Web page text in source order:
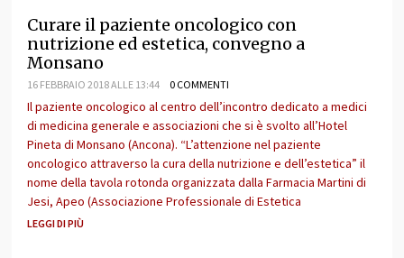
Curare il paziente oncologico con
nutrizione ed estetica, convegno a
Monsano
16 FEBBRAIO 2018 ALLE 13:44 0 COMMENTI
Il paziente oncologico al centro dell’incontro dedicato a medici
di medicina generale e associazioni che si è svolto all’Hotel
Pineta di Monsano (Ancona). “L’attenzione nel paziente
oncologico attraverso la cura della nutrizione e dell’estetica” il
nome della tavola rotonda organizzata dalla Farmacia Martini di
Jesi, Apeo (Associazione Professionale di Estetica
LEGGI DI PIÙ